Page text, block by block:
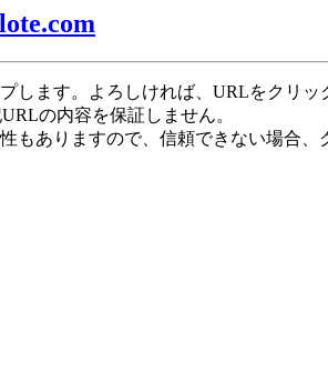
プします。よろしければ、URLをクリ
の内容を保証しません。
もありますので、信頼できない場合、